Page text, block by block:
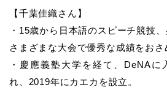
【千葉佳織さん】
・15歳から日本語のスピーチ競技、
さまざまな大会で優秀な成績をおさ
・慶應義塾大学を経て、DeNAに
れ、2019年にカエカを設立。